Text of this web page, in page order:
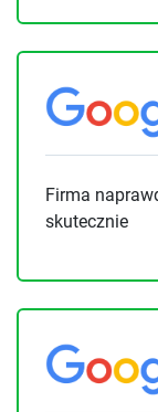
Firma
skutecznie